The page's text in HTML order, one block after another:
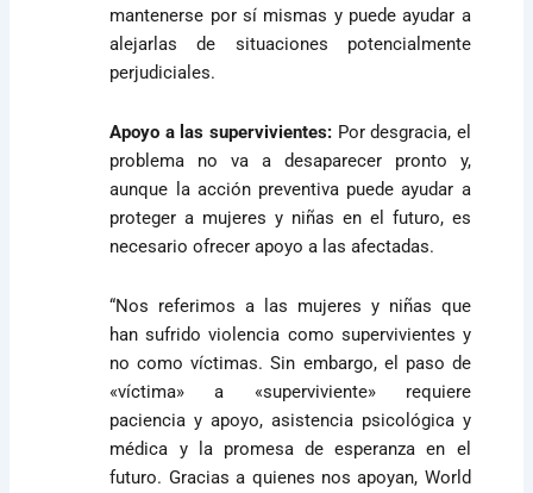
mantenerse por sí mismas y puede ayudar a
alejarlas de situaciones potencialmente
perjudiciales.
Apoyo a las supervivientes: Por desgracia, el
problema no va a desaparecer pronto y,
aunque la acción preventiva puede ayudar a
proteger a mujeres y niñas en el futuro, es
necesario ofrecer apoyo a las afectadas.
“Nos referimos a las mujeres y niñas que
han sufrido violencia como supervivientes y
no como víctimas. Sin embargo, el paso de
«víctima» a «superviviente» requiere
paciencia y apoyo, asistencia psicológica y
médica y la promesa de esperanza en el
futuro. Gracias a quienes nos apoyan, World